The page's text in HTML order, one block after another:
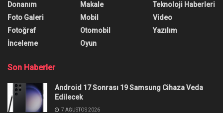
Donanım
Foto Galeri
Fotoğraf
İnceleme
Makale
Mobil
Otomobil
Oyun
Teknoloji Haberleri
Video
Yazılım
Son Haberler
Android 17 Sonrası 19 Samsung Cihaza Veda
Edilecek
7 AĞUSTOS 2026